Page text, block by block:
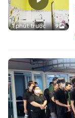
1 phút trước 9